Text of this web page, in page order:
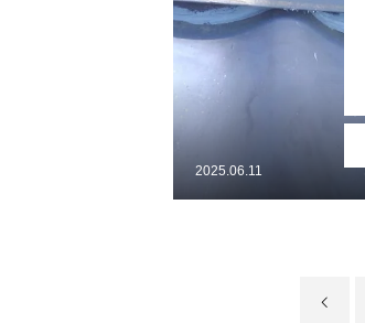
2025.06.11